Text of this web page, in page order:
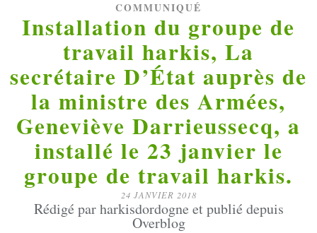
COMMUNIQUÉ
Installation du groupe de
travail harkis, La
secrétaire D’État auprès de
la ministre des Armées,
Geneviève Darrieussecq, a
installé le 23 janvier le
groupe de travail harkis.
24 JANVIER 2018
Rédigé par harkisdordogne et publié depuis
Overblog